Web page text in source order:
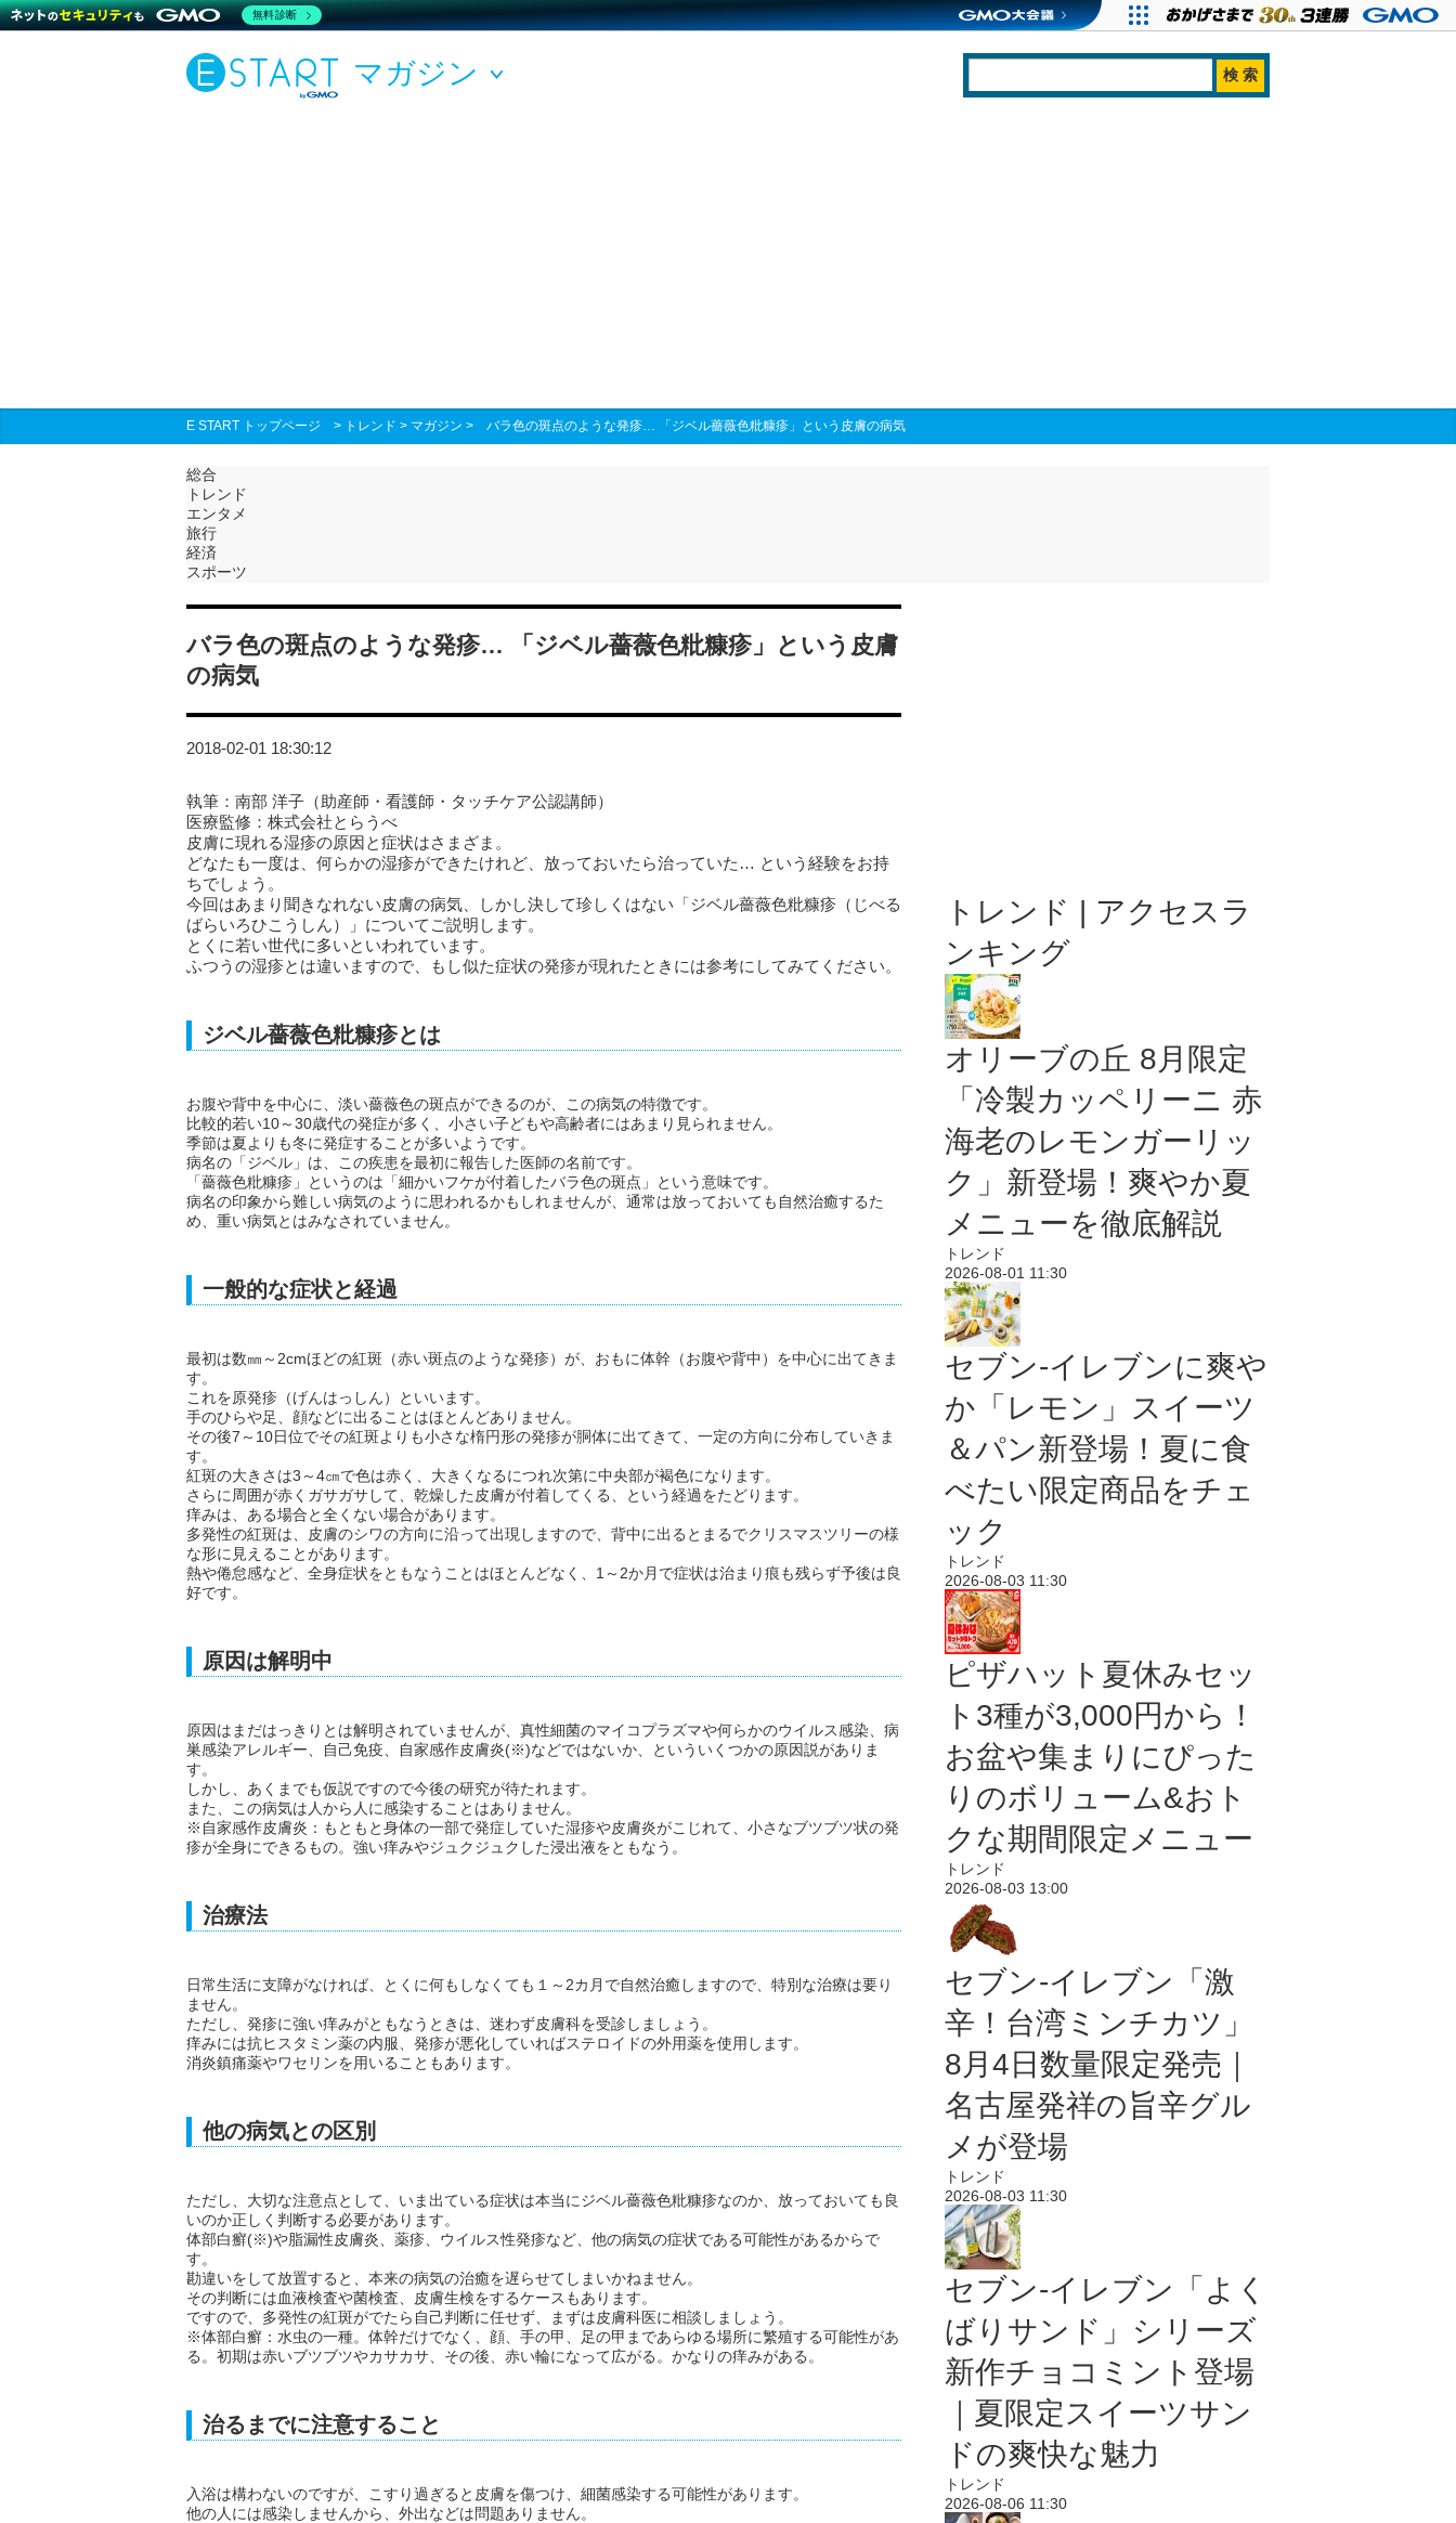
マガジン
E START トップページ > トレンド > マガジン > バラ色の斑点のような発疹… 「ジベル薔薇色粃糠疹」という皮膚の病気
総合
トレンド
エンタメ
旅行
経済
スポーツ
バラ色の斑点のような発疹… 「ジベル薔薇色粃糠疹」という皮膚
の病気
2018-02-01 18:30:12
執筆：南部 洋子（助産師・看護師・タッチケア公認講師）
医療監修：株式会社とらうべ
皮膚に現れる湿疹の原因と症状はさまざま。
どなたも一度は、何らかの湿疹ができたけれど、放っておいたら治っていた… という経験をお持
ちでしょう。
今回はあまり聞きなれない皮膚の病気、しかし決して珍しくはない「ジベル薔薇色粃糠疹（じべる
ばらいろひこうしん）」についてご説明します。
とくに若い世代に多いといわれています。
ふつうの湿疹とは違いますので、もし似た症状の発疹が現れたときには参考にしてみてください。
ジベル薔薇色粃糠疹とは
お腹や背中を中心に、淡い薔薇色の斑点ができるのが、この病気の特徴です。
比較的若い10～30歳代の発症が多く、小さい子どもや高齢者にはあまり見られません。
季節は夏よりも冬に発症することが多いようです。
病名の「ジベル」は、この疾患を最初に報告した医師の名前です。
「薔薇色粃糠疹」というのは「細かいフケが付着したバラ色の斑点」という意味です。
病名の印象から難しい病気のように思われるかもしれませんが、通常は放っておいても自然治癒するた
め、重い病気とはみなされていません。
一般的な症状と経過
最初は数㎜～2cmほどの紅斑（赤い斑点のような発疹）が、おもに体幹（お腹や背中）を中心に出てきま
す。
これを原発疹（げんはっしん）といいます。
手のひらや足、顔などに出ることはほとんどありません。
その後7～10日位でその紅斑よりも小さな楕円形の発疹が胴体に出てきて、一定の方向に分布していきま
す。
紅斑の大きさは3～4㎝で色は赤く、大きくなるにつれ次第に中央部が褐色になります。
さらに周囲が赤くガサガサして、乾燥した皮膚が付着してくる、という経過をたどります。
痒みは、ある場合と全くない場合があります。
多発性の紅斑は、皮膚のシワの方向に沿って出現しますので、背中に出るとまるでクリスマスツリーの様
な形に見えることがあります。
熱や倦怠感など、全身症状をともなうことはほとんどなく、1～2か月で症状は治まり痕も残らず予後は良
好です。
原因は解明中
原因はまだはっきりとは解明されていませんが、真性細菌のマイコプラズマや何らかのウイルス感染、病
巣感染アレルギー、自己免疫、自家感作皮膚炎(※)などではないか、といういくつかの原因説がありま
す。
しかし、あくまでも仮説ですので今後の研究が待たれます。
また、この病気は人から人に感染することはありません。
※自家感作皮膚炎：もともと身体の一部で発症していた湿疹や皮膚炎がこじれて、小さなブツブツ状の発
疹が全身にできるもの。強い痒みやジュクジュクした浸出液をともなう。
治療法
日常生活に支障がなければ、とくに何もしなくても１～2カ月で自然治癒しますので、特別な治療は要り
ません。
ただし、発疹に強い痒みがともなうときは、迷わず皮膚科を受診しましょう。
痒みには抗ヒスタミン薬の内服、発疹が悪化していればステロイドの外用薬を使用します。
消炎鎮痛薬やワセリンを用いることもあります。
他の病気との区別
ただし、大切な注意点として、いま出ている症状は本当にジベル薔薇色粃糠疹なのか、放っておいても良
いのか正しく判断する必要があります。
体部白癬(※)や脂漏性皮膚炎、薬疹、ウイルス性発疹など、他の病気の症状である可能性があるからで
す。
勘違いをして放置すると、本来の病気の治癒を遅らせてしまいかねません。
その判断には血液検査や菌検査、皮膚生検をするケースもあります。
ですので、多発性の紅斑がでたら自己判断に任せず、まずは皮膚科医に相談しましょう。
※体部白癬：水虫の一種。体幹だけでなく、顔、手の甲、足の甲まであらゆる場所に繁殖する可能性があ
る。初期は赤いブツブツやカサカサ、その後、赤い輪になって広がる。かなりの痒みがある。
治るまでに注意すること
入浴は構わないのですが、こすり過ぎると皮膚を傷つけ、細菌感染する可能性があります。
他の人には感染しませんから、外出などは問題ありません。
トレンド | アクセスラ
ンキング
オリーブの丘 8月限定
「冷製カッペリーニ 赤
海老のレモンガーリッ
ク」新登場！爽やか夏
メニューを徹底解説
トレンド
2026-08-01 11:30
セブン‐イレブンに爽や
か「レモン」スイーツ
＆パン新登場！夏に食
べたい限定商品をチェ
ック
トレンド
2026-08-03 11:30
ピザハット夏休みセッ
ト3種が3,000円から！
お盆や集まりにぴった
りのボリューム&おト
クな期間限定メニュー
トレンド
2026-08-03 13:00
セブン-イレブン「激
辛！台湾ミンチカツ」
8月4日数量限定発売｜
名古屋発祥の旨辛グル
メが登場
トレンド
2026-08-03 11:30
セブン‐イレブン「よく
ばりサンド」シリーズ
新作チョコミント登場
｜夏限定スイーツサン
ドの爽快な魅力
トレンド
2026-08-06 11:30
無料診断